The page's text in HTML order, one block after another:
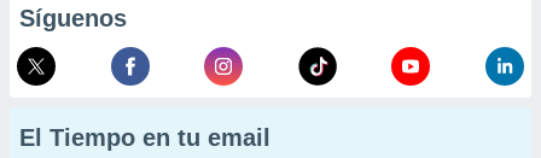
Síguenos
El Tiempo en tu email